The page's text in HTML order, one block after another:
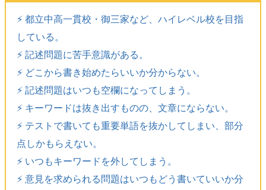
⚡️ 都立中高一貫校・御三家など、ハイレベル校を目指
している。
⚡️ 記述問題に苦手意識がある。
⚡️ どこから書き始めたらいいか分からない。
⚡️ 記述問題はいつも空欄になってしまう。
⚡️ キーワードは抜き出すものの、文章にならない。
⚡️ テストで書いても重要単語を抜かしてしまい、部分
点しかもらえない。
⚡️ いつもキーワードを外してしまう。
⚡️ 意見を求められる問題はいつもどう書いていいか分